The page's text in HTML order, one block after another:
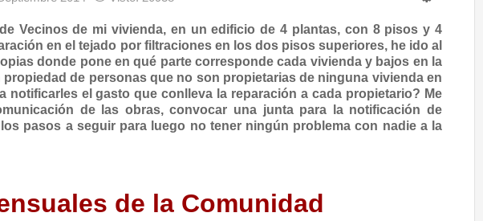
Vecinos de mi vivienda, en un edificio de 4 plantas, con 8 pisos y 4
en el tejado por filtraciones en los dos pisos superiores, he ido al
donde pone en qué parte corresponde cada vivienda y bajos en la
de personas que no son propietarias de ninguna vivienda en
notificarles el gasto que conlleva la reparación a cada propietario? Me
de las obras, convocar una junta para la notificación de
pasos a seguir para luego no tener ningún problema con nadie a la
de la Comunidad